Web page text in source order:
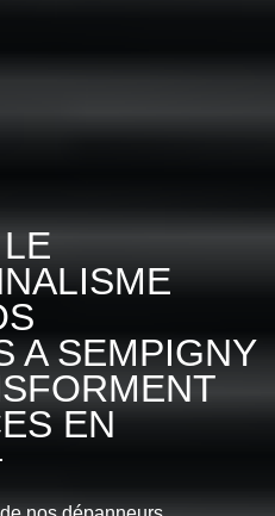
A SEMPIGNY
EN